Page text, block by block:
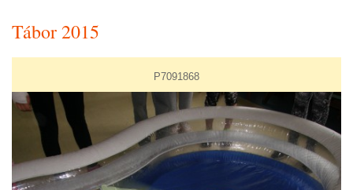
Tábor 2015
P7091868